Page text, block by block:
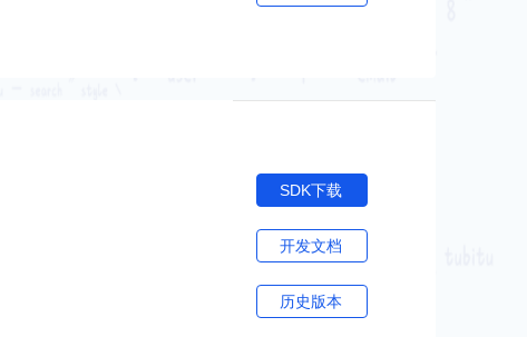
SDK下载
开发文档
历史版本